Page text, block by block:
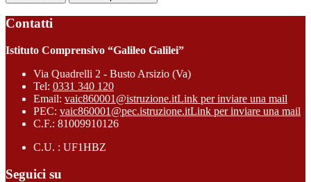
Contatti
Istituto Comprensivo “Galileo Galilei”
Via Quadrelli 2 - Busto Arsizio (Va)
Tel: 0331 340 120
Email: vaic860001@istruzione.itLink per inviare una mail
PEC: vaic860001@pec.istruzione.itLink per inviare una mail
C.F.: 81009910126
C.U. : UF1HBZ
Seguici su